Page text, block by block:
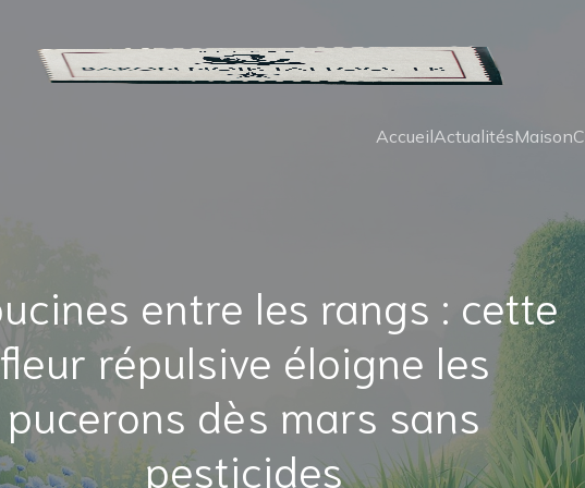
AccueilActualitésMaison
entre les rangs : cette
répulsive éloigne les
pucerons dès mars sans
pesticides